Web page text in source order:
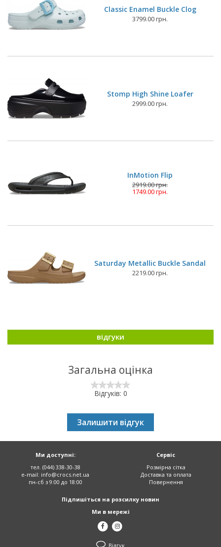
Classic Enamel Buckle Clog
3799.00 грн.
Stomp High Shine Loafer
2999.00 грн.
InMotion Flip
2919.00 грн.
1749.00 грн.
Saturday Metallic Buckle Sandal
2219.00 грн.
відгуки
Загальна оцінка
Відгуків: 0
Залишити відгук
Сервіс
Розмірна сітка
Доставка та оплата
Повернення
Ми доступні:
тел. (044) 338-30-38
e-mail: info@crocs.net.ua
пн-сб з 9:00 до 18:00
Підпишіться на розсилку новин
Ми в мережі
Відгук